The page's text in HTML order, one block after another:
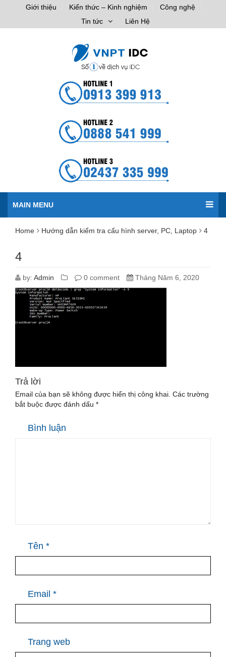
Giới thiệu Kiến thức – Kinh nghiệm
Công nghệ
Tin tức
Liên Hệ
MAIN MENU
Home Hướng dẫn kiểm tra cấu hình server, PC, Laptop 4
4
by: Admin 0 comment Tháng Năm 6, 2020
Trả lời
Email của bạn sẽ không được hiển thị công khai. Các trường
bắt buộc được đánh dấu *
Bình luận
Tên *
Email *
Trang web